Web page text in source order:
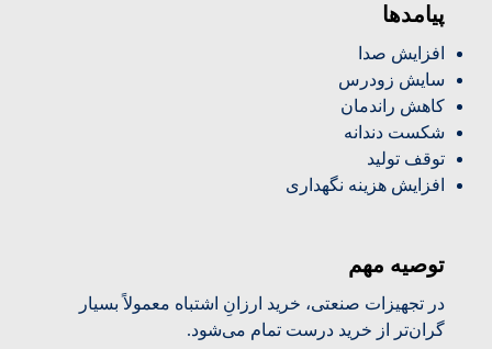
پیامدها
افزایش صدا
سایش زودرس
کاهش راندمان
شکست دندانه
توقف تولید
افزایش هزینه نگهداری
توصیه مهم
در تجهیزات صنعتی، خرید ارزانِ اشتباه معمولاً بسیار
گران‌تر از خرید درست تمام می‌شود.